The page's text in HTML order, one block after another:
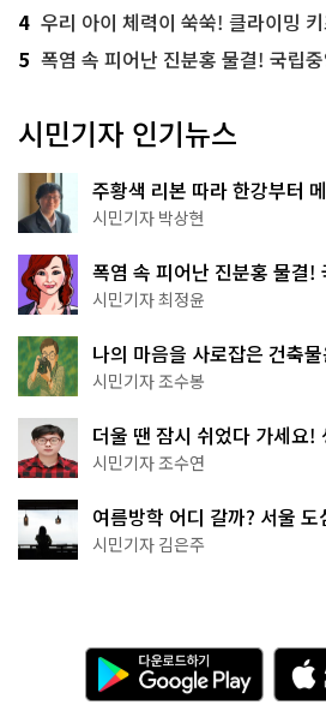
4 우리 아이 체력이 쑥쑥! 클라이밍
5 폭염 속 피어난 진분홍 물결! 국립
시민기자 인기뉴스
주황색 리본 따라 한강부터
서울둘레길 15코스
시민기자 박상현
폭염 속 피어난 진분홍 물결!
무 명소
시민기자 최정윤
나의 마음을 사로잡은 건축
상작 공개!
시민기자 조수봉
더울 땐 잠시 쉬었다 가세요!
·무더위쉼터까지
시민기자 조수연
여름방학 어디 갈까? 서울
추천
시민기자 김은주
다
운
로